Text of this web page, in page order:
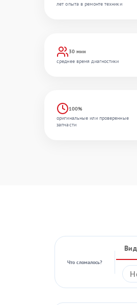
лет опыта в ремонте техники
30 мин
среднее время диагностики
100%
оригинальные или проверенные
запчасти
Что сломалось?